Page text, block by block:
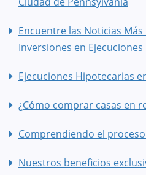
Encuentre las Noticias
Inversiones en Ejecuciones
Ejecuciones Hipotecarias
¿Cómo comprar casas en
Comprendiendo el
Nuestros beneficios